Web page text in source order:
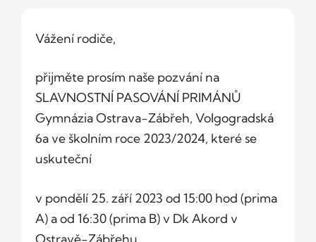
Vážení rodiče,
přijměte prosím naše pozvání na
SLAVNOSTNÍ PASOVÁNÍ PRIMÁNŮ
Gymnázia Ostrava-Zábřeh, Volgogradská
6a ve školním roce 2023/2024, které se
uskuteční
v pondělí 25. září 2023 od 15:00 hod (prima
A) a od 16:30 (prima B) v Dk Akord v
Ostravě-Zábřehu.